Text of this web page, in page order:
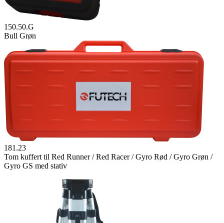
150.50.G
Bull Grøn
181.23
Tom kuffert til Red Runner / Red Racer / Gyro Rød / Gyro Grøn /
Gyro GS med stativ